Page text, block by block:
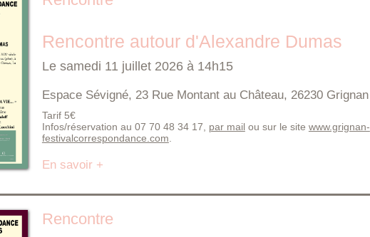
Rencontre autour d'Alexandre Dumas
Le samedi 11 juillet 2026 à 14h15
Espace Sévigné, 23 Rue Montant au Château, 26230 Grignan
Tarif 5€
Infos/réservation au 07 70 48 34 17, par mailou sur le site www.grignan-
festivalcorrespondance.com
En savoir +
Rencontre